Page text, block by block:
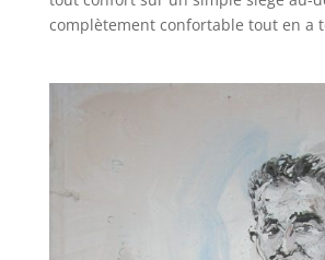
complètement confortable tout en a